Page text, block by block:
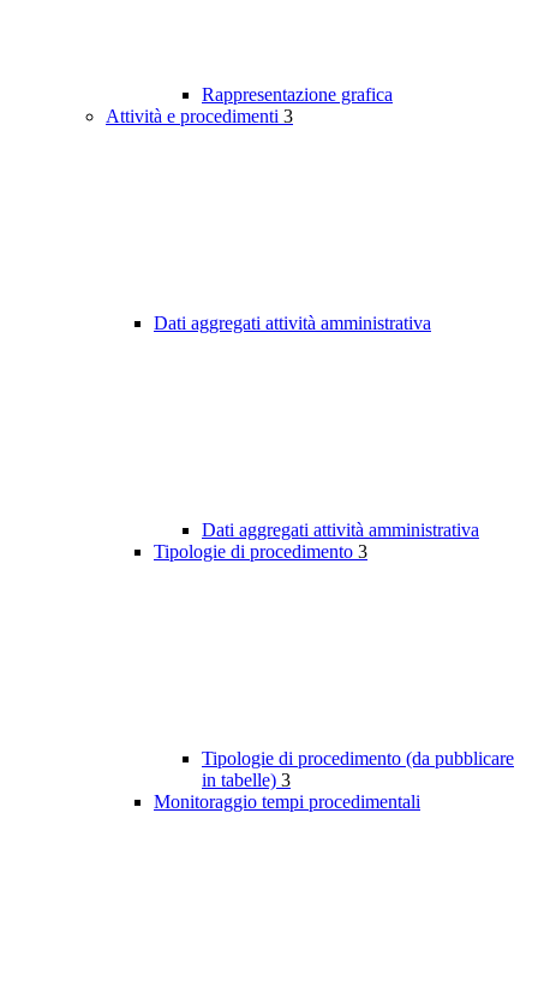
Rappresentazione grafica
Attività e procedimenti 3
Dati aggregati attività amministrativa
Dati aggregati attività amministrativa
Tipologie di procedimento 3
Tipologie di procedimento (da pubblicare
in tabelle) 3
Monitoraggio tempi procedimentali